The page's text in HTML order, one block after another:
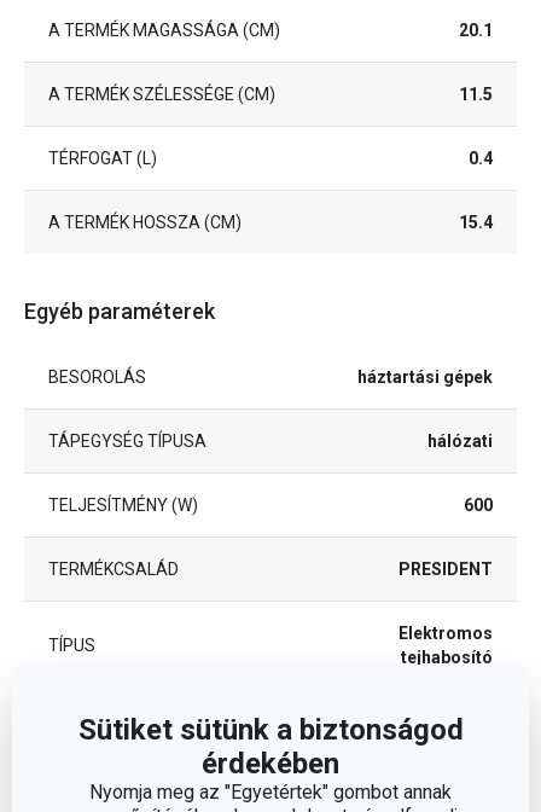
Sütiket sütünk a biztonságod
érdekében
Nyomja meg az "Egyetértek" gombot annak
A TERMÉK MAGASSÁGA (CM) 20.1
A TERMÉK SZÉLESSÉGE (CM) 11.5
TÉRFOGAT (L) 0.4
A TERMÉK HOSSZA (CM) 15.4
Egyéb paraméterek
BESOROLÁS háztartási gépek
TÁPEGYSÉG TÍPUSA hálózati
TELJESÍTMÉNY (W) 600
TERMÉKCSALÁD PRESIDENT
TÍPUS
Elektromos
tejhabosító
EAN 8592973128659
A GARANCIÁLIS IDŐSZAK
(ÉVEKBEN)